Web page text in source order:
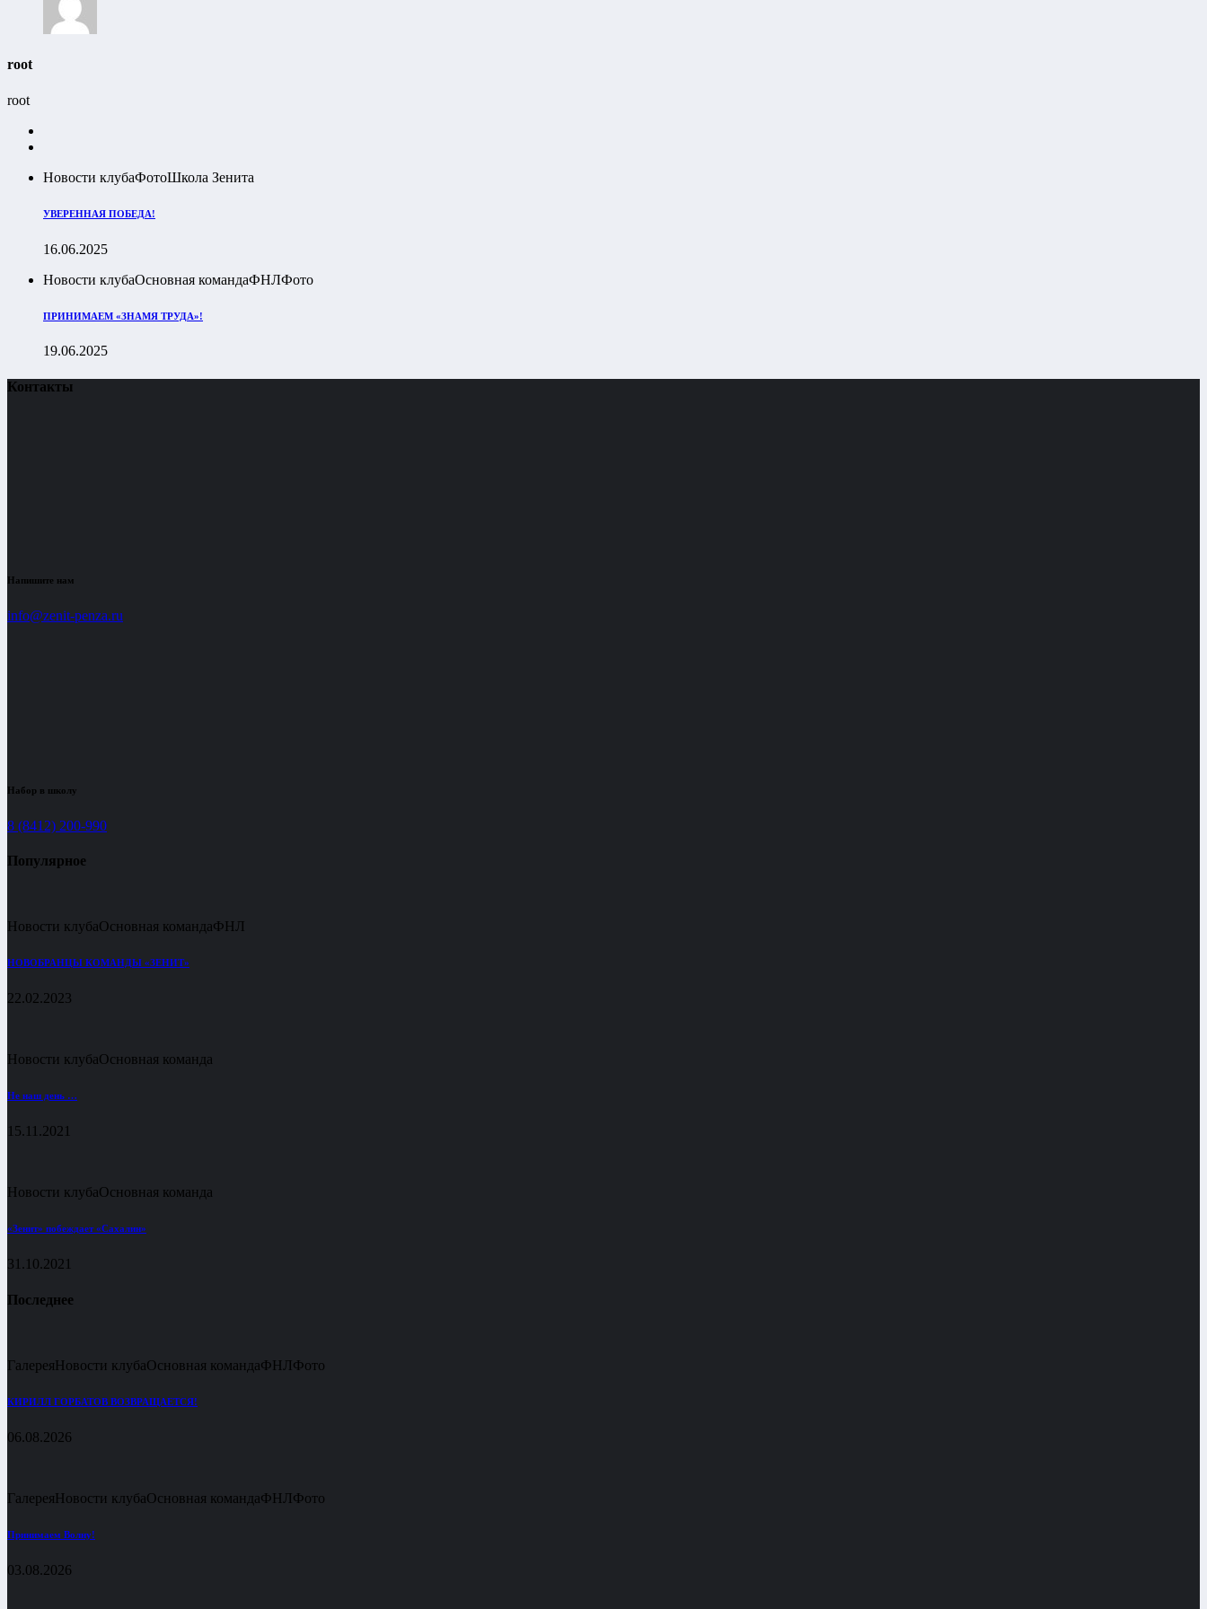
root
root
Новости клубаФотоШкола Зенита
УВЕРЕННАЯ ПОБЕДА!
16.06.2025
Новости клубаОсновная командаФНЛФото
ПРИНИМАЕМ «ЗНАМЯ ТРУДА»!
19.06.2025
Контакты
Напишите нам
info@zenit-penza.ru
Набор в школу
8 (8412) 200-990
Популярное
Новости клубаОсновная командаФНЛ
НОВОБРАНЦЫ КОМАНДЫ «ЗЕНИТ»
22.02.2023
Новости клубаОсновная команда
Не наш день …
15.11.2021
Новости клубаОсновная команда
«Зенит» побеждает «Сахалин»
31.10.2021
Последнее
ГалереяНовости клубаОсновная командаФНЛФото
КИРИЛЛ ГОРБАТОВ ВОЗВРАЩАЕТСЯ!
06.08.2026
ГалереяНовости клубаОсновная командаФНЛФото
Принимаем Волну!
03.08.2026